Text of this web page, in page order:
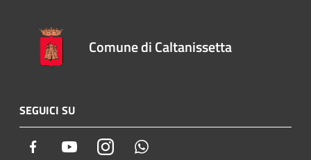
Comune di Caltanissetta
SEGUICI SU
Facebook YoutubeInstagram